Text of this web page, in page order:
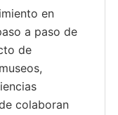
en
a paso de
de
colaboran